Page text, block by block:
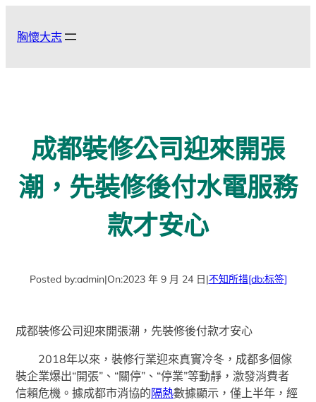
胸懷大志
成都裝修公司迎來開張
潮，先裝修後付水電服務
款才安心
Posted by:admin|On:2023 年 9 月 24 日|不知所措[db:标签]
成都裝修公司迎來開張潮，先裝修後付款才安心
2018年以來，裝修行業迎來真實冷冬，成都多個傢
裝企業爆出“開張”、“關停”、“停業”等動靜，激發消費者
信賴危機。據成都市消協的隔熱數據顯示，僅上半年，經